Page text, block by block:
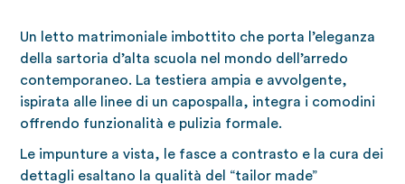
Un letto matrimoniale imbottito che porta l’eleganza
della sartoria d’alta scuola nel mondo dell’arredo
contemporaneo. La testiera ampia e avvolgente,
ispirata alle linee di un capospalla, integra i comodini
offrendo funzionalità e pulizia formale.
Le impunture a vista, le fasce a contrasto e la cura dei
dettagli esaltano la qualità del “tailor made”